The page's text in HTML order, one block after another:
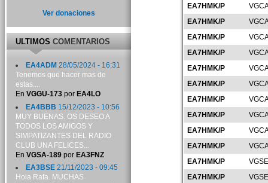
EA7HMK/P
EA7HMK/P
EA7HMK/P
EA7HMK/P
EA7HMK/P
EA7HMK/P
EA7HMK/P
EA7HMK/P
EA7HMK/P
EA7HMK/P
EA7HMK/P
EA7HMK/P
Ver donaciones
ULTIMOSCOMENTARIOS
EA4ADM 28/05/2024 - 16:31
Tenemos que hacer mas de
estas....
En VGGU-173por EA4LO
EA4BBB 15/12/2023 - 10:56
MUY BUENAS. OS DESEO A
TODOS LOS AMIGOS Y
SIMPATIZANTES DEL RADIO
CLUB UNA FELICES...
En VGSA-189por EA3FNZ
EA3BSE21/11/2023 - 09:45
Hola Rafa. MUCHAS